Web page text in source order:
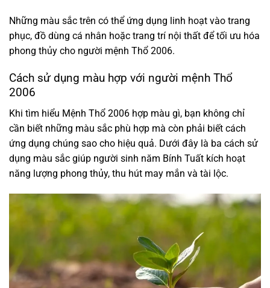
Những màu sắc trên có thể ứng dụng linh hoạt vào trang
phục, đồ dùng cá nhân hoặc trang trí nội thất để tối ưu hóa
phong thủy cho người mệnh Thổ 2006.
Cách sử dụng màu hợp với người mệnh Thổ
2006
Khi tìm hiểu Mệnh Thổ 2006 hợp màu gì, bạn không chỉ
cần biết những màu sắc phù hợp mà còn phải biết cách
ứng dụng chúng sao cho hiệu quả. Dưới đây là ba cách sử
dụng màu sắc giúp người sinh năm Bính Tuất kích hoạt
năng lượng phong thủy, thu hút may mắn và tài lộc.